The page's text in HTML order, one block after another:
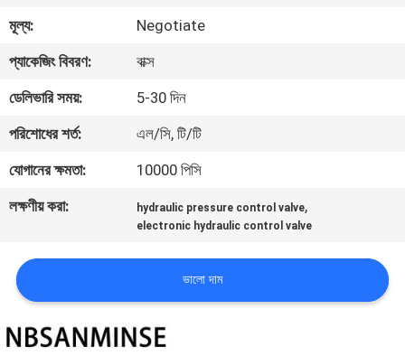
মান
নিয়ন্ত্রণ
যোগাযোগ
করুন
খবর
উদ্ধৃতির
জন্য
আবেদন
মূল্য:
Negotiate
প্যাকেজিং বিবরণ:
বাক্স
ডেলিভারি সময়:
5-30 দিন
পরিশোধের শর্ত:
এল/সি, টি/টি
যোগানের ক্ষমতা:
10000 পিসি
লক্ষণীয় করা:
hydraulic pressure control valve,
electronic hydraulic control valve
ভালো দাম